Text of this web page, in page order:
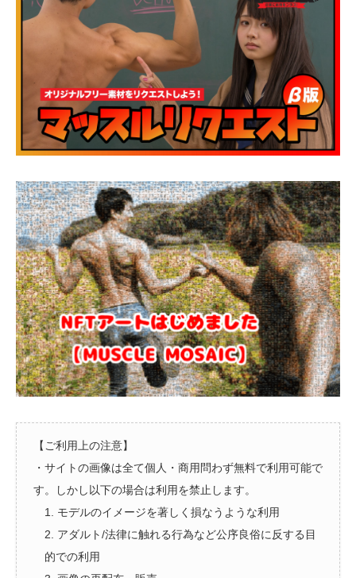
【ご利用上の注意】
・サイトの画像は全て個人・商用問わず無料で利用可能で
す。しかし以下の場合は利用を禁止します。
1. モデルのイメージを著しく損なうような利用
2. アダルト/法律に触れる行為など公序良俗に反する目
的での利用